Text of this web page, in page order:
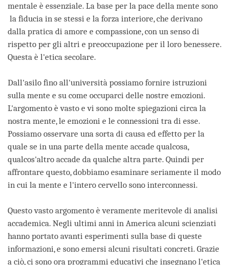
mentale è essenziale. La base per la pace della mente sono
la fiducia in se stessi e la forza interiore, che derivano
dalla pratica di amore e compassione, con un senso di
rispetto per gli altri e preoccupazione per il loro benessere.
Questa è l'etica secolare.
Dall'asilo fino all'università possiamo fornire istruzioni
sulla mente e su come occuparci delle nostre emozioni.
L'argomento è vasto e vi sono molte spiegazioni circa la
nostra mente, le emozioni e le connessioni tra di esse.
Possiamo osservare una sorta di causa ed effetto per la
quale se in una parte della mente accade qualcosa,
qualcos'altro accade da qualche altra parte. Quindi per
affrontare questo, dobbiamo esaminare seriamente il modo
in cui la mente e l'intero cervello sono interconnessi.
Questo vasto argomento è veramente meritevole di analisi
accademica. Negli ultimi anni in America alcuni scienziati
hanno portato avanti esperimenti sulla base di queste
informazioni, e sono emersi alcuni risultati concreti. Grazie
a ciò, ci sono ora programmi educativi che insegnano l'etica